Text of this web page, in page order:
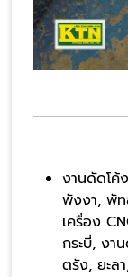
งานดัดโค้
พังงา, พัท
เครื่อง
กระบี่, งา
ตรัง, ยะล